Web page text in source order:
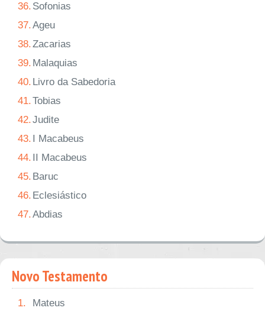
36. Sofonias
37.Ageu
38.Zacarias
39. Malaquias
40. Livro da Sabedoria
41.Tobias
42.Judite
43. I Macabeus
44. II Macabeus
45. Baruc
46. Eclesiástico
47.Abdias
Novo Testamento
1.
Mateus